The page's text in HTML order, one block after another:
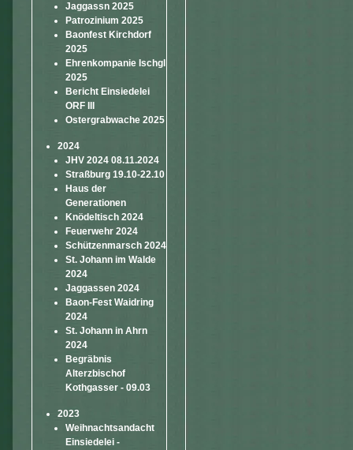
Jaggassn 2025
Patrozinium 2025
Baonfest Kirchdorf
2025
Ehrenkompanie Ischgl
2025
Bericht Einsiedelei
ORF III
Ostergrabwache 2025
2024
JHV 2024 08.11.2024
Straßburg 19.10-22.10
Haus der
Generationen
Knödeltisch 2024
Feuerwehr 2024
Schützenmarsch 2024
St. Johann im Walde
2024
Jaggassen 2024
Baon-Fest Waidring
2024
St. Johann in Ahrn
2024
Begräbnis
Alterzbischof
Kothgasser - 09.03
2023
Weihnachtsandacht
Einsiedelei -